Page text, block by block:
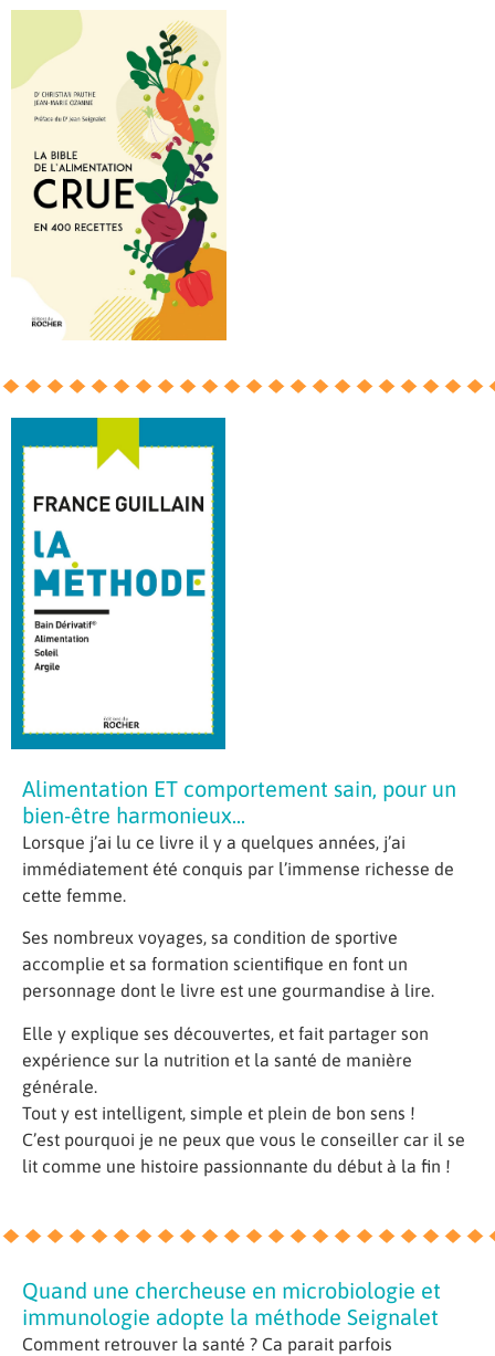
Alimentation ET comportement sain, pour un
bien-être harmonieux...
Lorsque j’ai lu ce livre il y a quelques années, j’ai
immédiatement été conquis par l’immense richesse de
cette femme.
Ses nombreux voyages, sa condition de sportive
accomplie et sa formation scientifique en font un
personnage dont le livre est une gourmandise à lire.
Elle y explique ses découvertes, et fait partager son
expérience sur la nutrition et la santé de manière
générale.
Tout y est intelligent, simple et plein de bon sens !
C’est pourquoi je ne peux que vous le conseiller car il se
lit comme une histoire passionnante du début à la fin !
Quand une chercheuse en microbiologie et
immunologie adopte la méthode Seignalet
Comment retrouver la santé ? Ca parait parfois